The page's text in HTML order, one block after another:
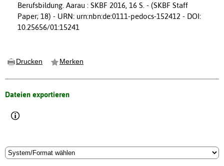
Berufsbildung. Aarau : SKBF 2016, 16 S. - (SKBF Staff
Paper; 18) - URN: urn:nbn:de:0111-pedocs-152412 - DOI:
10.25656/01:15241
Drucken Merken
Dateien exportieren